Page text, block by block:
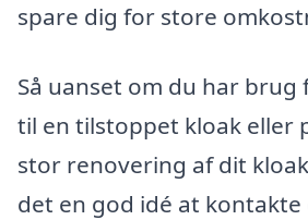
spare dig for store
Så uanset om du har
til en tilstoppet kloak eller
stor renovering af dit
det en god idé at kontakte